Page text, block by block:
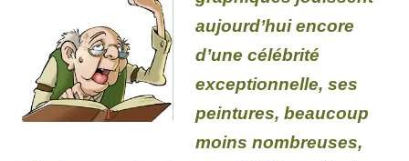
aujourd’hui encore
d’une célébrité
exceptionnelle, ses
peintures, beaucoup
moins nombreuses,